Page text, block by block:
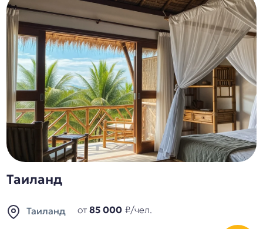
Таиланд
Таиланд от85 000 ₽/чел.